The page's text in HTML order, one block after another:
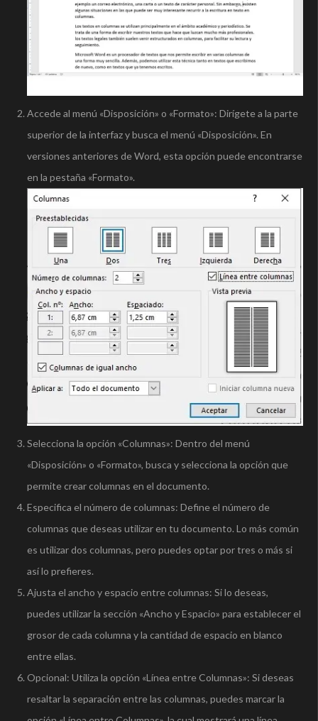
Accede al menú «Disposición» o «Formato»: Dirígete a la parte
superior de la interfaz y busca el menú «Disposición». En
versiones anteriores de Word, esta opción puede encontrarse
en la pestaña «Formato».
Selecciona la opción «Columnas»: Dentro del menú
«Disposición» o «Formato», busca y selecciona la opción que
permite crear columnas en el documento.
Especifica el número de columnas: Define el número de
columnas que deseas utilizar en tu documento. Lo más común
es utilizar dos columnas, pero puedes optar por tres o más si
así lo prefieres.
Ajusta el ancho y espacio entre columnas: Si lo deseas,
puedes utilizar la sección «Ancho y Espacio» para establecer el
grosor de cada columna y la cantidad de espacio en blanco
entre ellas.
Opcional: Utiliza la opción «Línea entre Columnas»: Si deseas
resaltar la separación entre las columnas, puedes marcar la